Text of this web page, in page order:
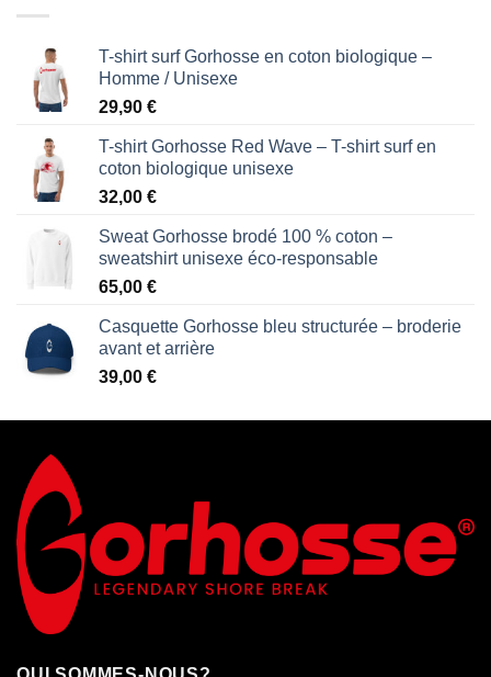
T-shirt surf Gorhosse en coton biologique –
Homme / Unisexe
29,90 €
T-shirt Gorhosse Red Wave – T-shirt surf en
coton biologique unisexe
32,00 €
Sweat Gorhosse brodé 100 % coton –
sweatshirt unisexe éco-responsable
65,00 €
Casquette Gorhosse bleu structurée – broderie
avant et arrière
39,00 €